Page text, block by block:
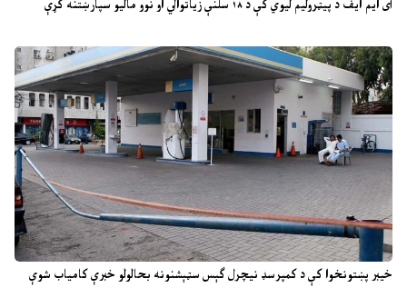
آی ایم ایف د پیټرولیم لیوي کې د ۱۸ سلنې زیاتوالي او نوو مالیو سپارښتنه کړې
خیبر پښتونخوا کې د کمپرسډ نیچرل ګېس سټېشنونه بحالولو خبرې کامیاب شوې